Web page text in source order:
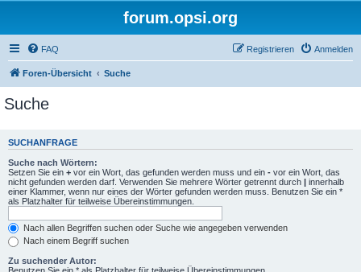
forum.opsi.org
FAQ Anmelden
Registrieren
Foren-Übersicht Suche
Suche
SUCHANFRAGE
Suche nach Wörtern:
Setzen Sie ein + vor ein Wort, das gefunden werden muss und ein - vor ein Wort, das
nicht gefunden werden darf. Verwenden Sie mehrere Wörter getrennt durch | innerhalb
einer Klammer, wenn nur eines der Wörter gefunden werden muss. Benutzen Sie ein *
als Platzhalter für teilweise Übereinstimmungen.
Nach allen Begriffen suchen oder Suche wie angegeben verwenden
Nach einem Begriff suchen
Zu suchender Autor: